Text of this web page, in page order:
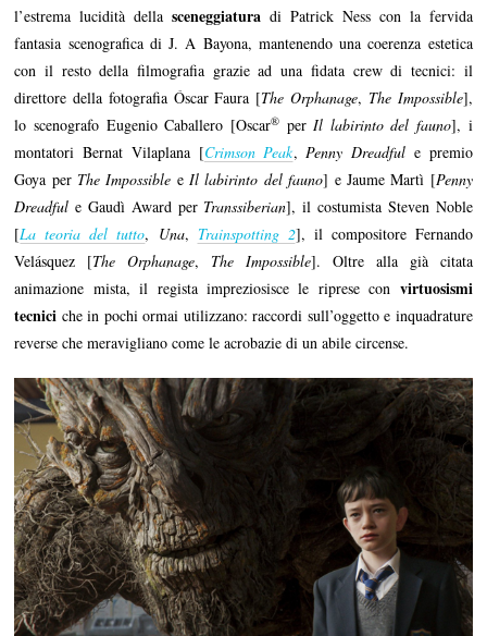
l’estrema lucidità dellasceneggiatura di Patrick Ness con la fervida
fantasia scenografica di J. A Bayona, mantenendo una coerenza estetica
con il resto della filmografia grazie ad una fidata crew di tecnici: il
direttore della fotografia Óscar Faura [The Orphanage, The Impossible],
lo scenografo Eugenio Caballero [Oscar®perIl labirinto del fauno], i
montatori Bernat Vilaplana [Crimson Peak,Penny Dreadful e premio
Goya perThe Impossible eIl labirinto del fauno] e Jaume Martì [Penny
Dreadful e Gaudì Award perTranssiberian], il costumista Steven Noble
[La teoria del tutto, Una, Trainspotting 2], il compositore Fernando
Velásquez [The Orphanage, The Impossible]. Oltre alla già citata
animazione mista, il regista impreziosisce le riprese con virtuosismi
tecnici che in pochi ormai utilizzano: raccordi sull’oggetto e inquadrature
reverse che meravigliano come le acrobazie di un abile circense.